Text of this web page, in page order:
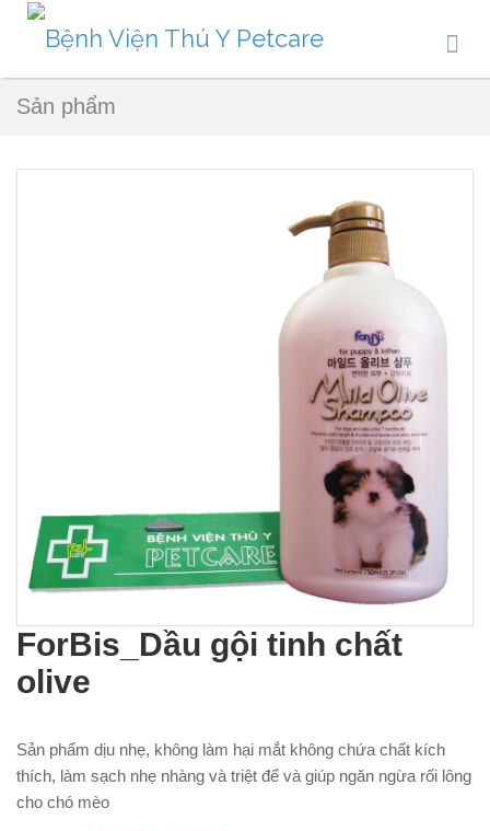
Sản phẩm
ForBis_Dầu gội tinh chất
olive
Sản phẩm dịu nhẹ, không làm hại mắt không chứa chất kích
thích, làm sạch nhẹ nhàng và triệt để và giúp ngăn ngừa rối lông
cho chó mèo